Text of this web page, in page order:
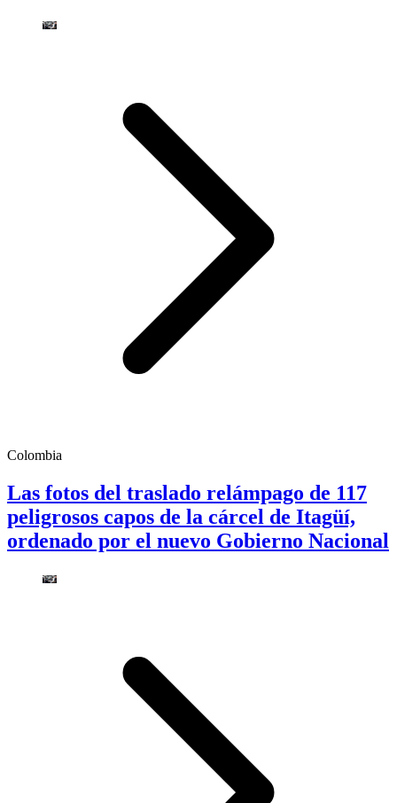
Colombia
Las fotos del traslado relámpago de 117
peligrosos capos de la cárcel de Itagüí,
ordenado por el nuevo Gobierno Nacional